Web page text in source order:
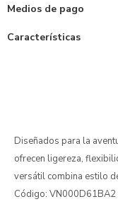
Medios de pago
Características
Diseñados para la
ofrecen ligereza,
versátil combina estilo
Código: VN000D61BA2